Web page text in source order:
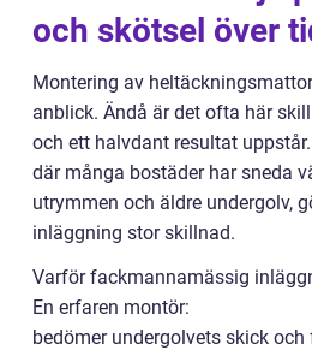
och skötsel över
Montering av
anblick. Ändå är det ofta här
och ett halvdant resultat
där många bostäder har sneda
utrymmen och äldre undergolv,
inläggning stor skillnad.
Varför fackmannamässig
En erfaren montör:
bedömer undergolvets skick och